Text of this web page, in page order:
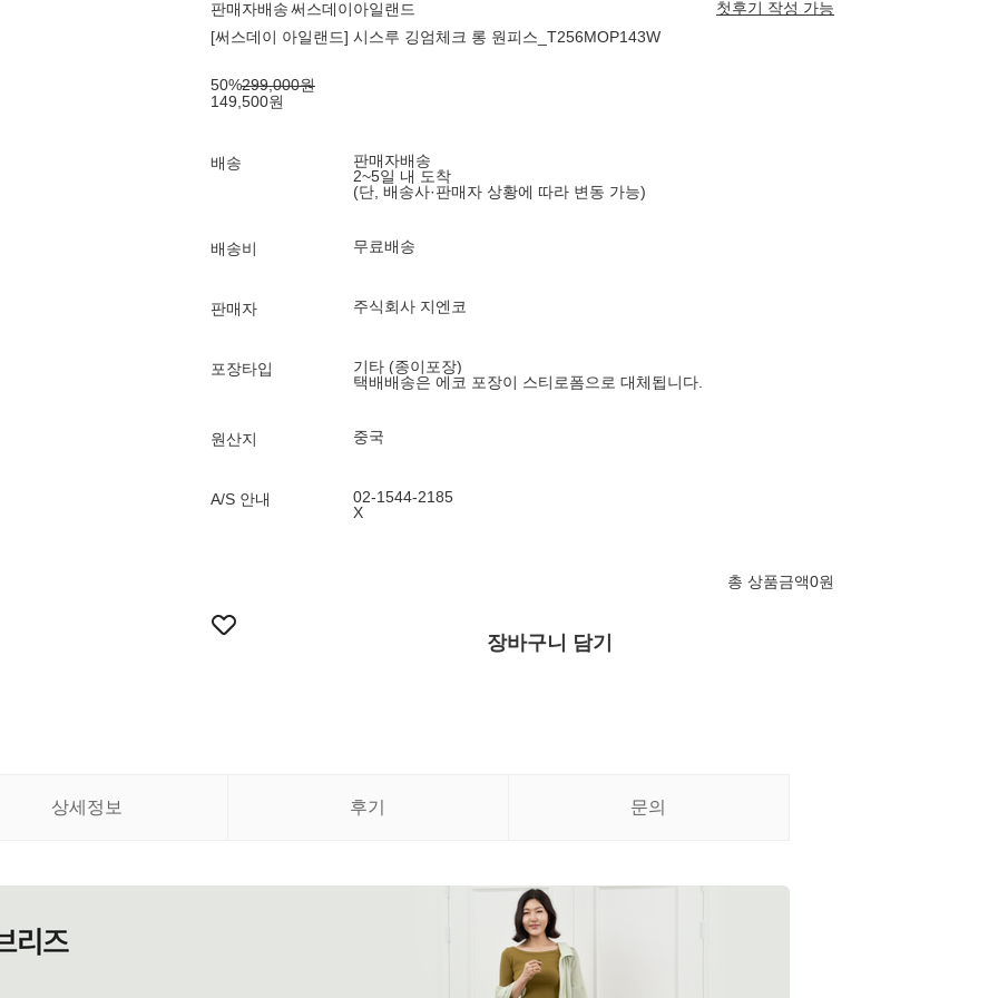
판매자배송써스데이아일랜드
첫후기 작성 가능
[써스데이 아일랜드] 시스루 깅엄체크 롱 원피스_T256MOP143W
50%299,000원
149,500원
배송
판매자배송
2~5일 내 도착
(단, 배송사·판매자 상황에 따라 변동 가능)
배송비 무료배송
판매자 주식회사 지엔코
포장타입
기타 (종이포장)
택배배송은 에코 포장이 스티로폼으로 대체됩니다.
원산지 중국
A/S 안내
02-1544-2185
X
총 상품금액0원
장바구니 담기
상세정보 후기 문의